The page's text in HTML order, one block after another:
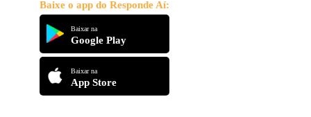
Baixe o app do Responde Aí:
Baixar na
Google Play
Baixar na
App Store